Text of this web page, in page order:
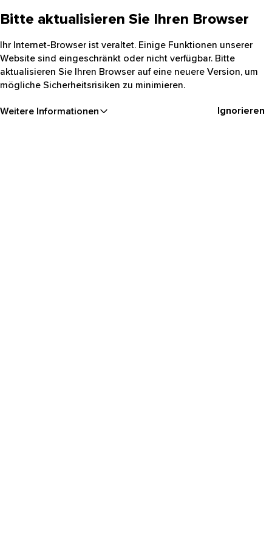
Bitte aktualisieren Sie Ihren Browser
Ihr Internet-Browser ist veraltet. Einige Funktionen unserer
Website sind eingeschränkt oder nicht verfügbar. Bitte
aktualisieren Sie Ihren Browser auf eine neuere Version, um
mögliche Sicherheitsrisiken zu minimieren.
Weitere Informationen Ignorieren